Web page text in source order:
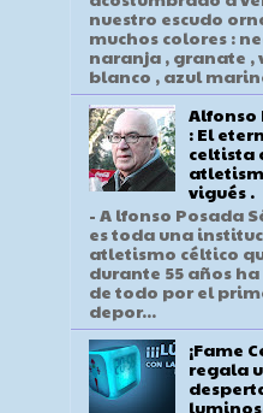
nuestro escudo
muchos colores :
naranja , granate ,
blanco , azul
Alfonso
: El
celtista
vigués .
- A lfonso Posada
es toda una
atletismo céltico
durante 55 años
de todo por el
depor...
¡Fame
regala